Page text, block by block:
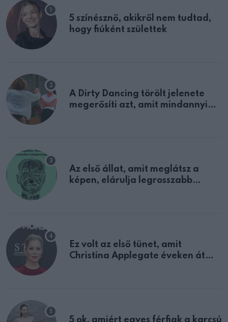
5 színésznő, akikről nem tudtad,
hogy fiúként születtek
A Dirty Dancing törölt jelenete
megerősíti azt, amit mindannyian
Az első állat, amit meglátsz a
képen, elárulja legrosszabb
Ez volt az első tünet, amit
Christina Applegate éveken át
5 ok, amiért egyes férfiak a karcsú